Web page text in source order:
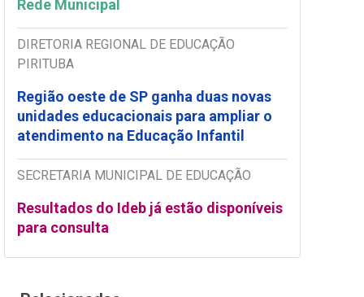
Rede Municipal
DIRETORIA REGIONAL DE EDUCAÇÃO
PIRITUBA
Região oeste de SP ganha duas novas
unidades educacionais para ampliar o
atendimento na Educação Infantil
SECRETARIA MUNICIPAL DE EDUCAÇÃO
Resultados do Ideb já estão disponíveis
para consulta